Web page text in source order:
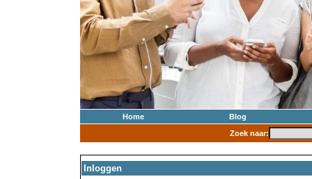
Home
Blog
Zoek naar:
Inloggen